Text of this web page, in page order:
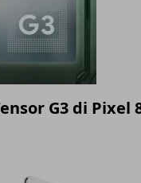
G3 di Pixel